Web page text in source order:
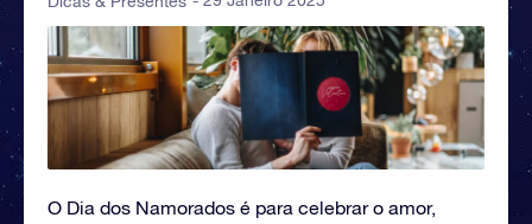
O Dia dos Namorados é para celebrar o amor,